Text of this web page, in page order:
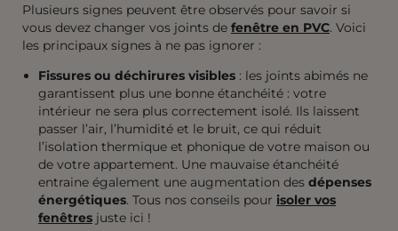
Plusieurs signes peuvent être observés pour savoir si
vous devez changer vos joints de fenêtre en PVC. Voici
les principaux signes à ne pas ignorer :
Fissures ou déchirures visibles : les joints abimés ne
garantissent plus une bonne étanchéité : votre
intérieur ne sera plus correctement isolé. Ils laissent
passer l’air, l’humidité et le bruit, ce qui réduit
l’isolation thermique et phonique de votre maison ou
de votre appartement. Une mauvaise étanchéité
entraine également une augmentation des dépenses
énergétiques. Tous nos conseils pour isoler vos
fenêtres juste ici !